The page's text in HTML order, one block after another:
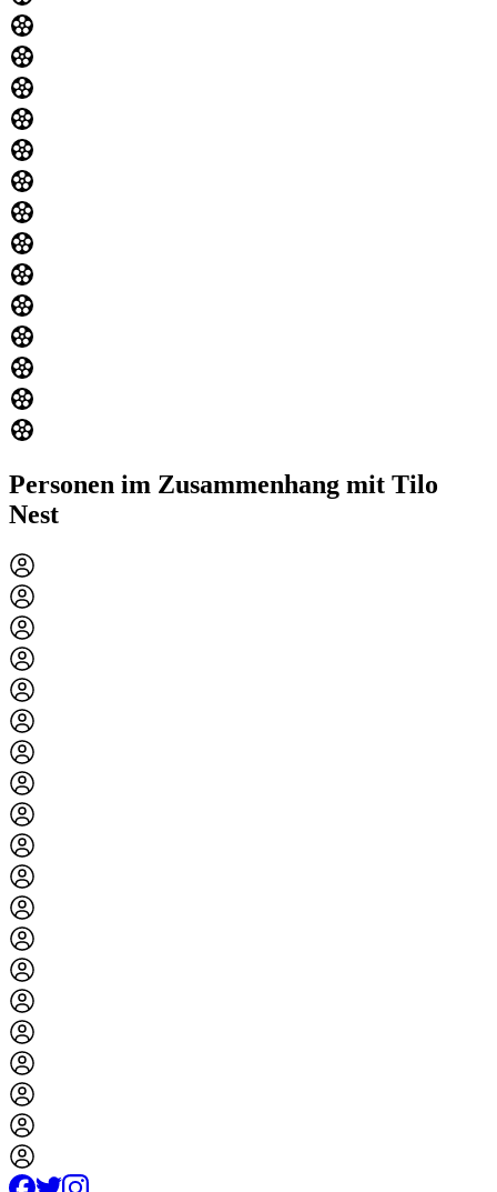
Personen im Zusammenhang mit Tilo
Nest